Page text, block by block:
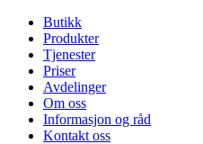
Butikk
Produkter
Tjenester
Priser
Avdelinger
Om oss
Informasjon og råd
Kontakt oss